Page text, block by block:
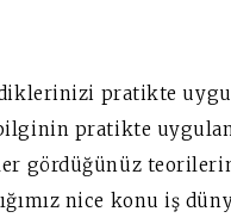
pratikte
pratikte
gördüğünüz
nice konu iş